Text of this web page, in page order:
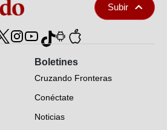
Subir
Boletines
Cruzando Fronteras
Conéctate
Noticias